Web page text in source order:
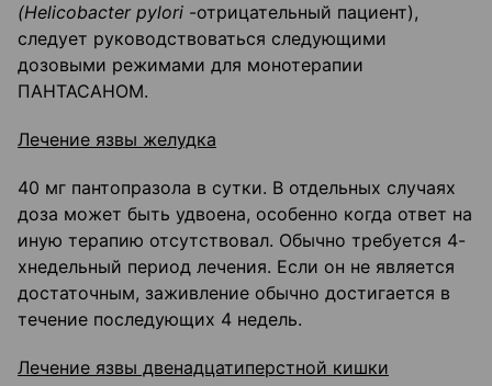
(Helicobacter pylori -отрицательный пациент),
следует руководствоваться следующими
дозовыми режимами для монотерапии
ПАНТАСАНОМ.
Лечение язвы желудка
40 мг пантопразола в сутки. В отдельных случаях
доза может быть удвоена, особенно когда ответ на
иную терапию отсутствовал. Обычно требуется 4-
хнедельный период лечения. Если он не является
достаточным, заживление обычно достигается в
течение последующих 4 недель.
Лечение язвы двенадцатиперстной кишки